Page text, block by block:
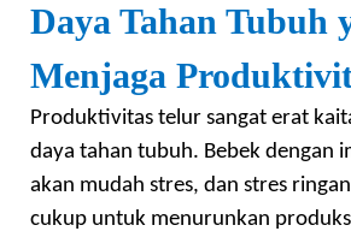
Daya Tahan Tubuh
Menjaga
Produktivitas telur sangat erat
daya tahan tubuh. Bebek dengan
akan mudah stres, dan stres
cukup untuk menurunkan